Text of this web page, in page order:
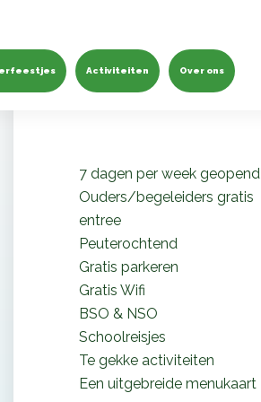
Activiteiten Over ons
leukste speeltuin is
7 dagen per week geopend
Ouders/begeleiders gratis
entree
Peuterochtend
Gratis parkeren
Gratis Wifi
BSO & NSO
Schoolreisjes
Te gekke activiteiten
Een uitgebreide menukaart